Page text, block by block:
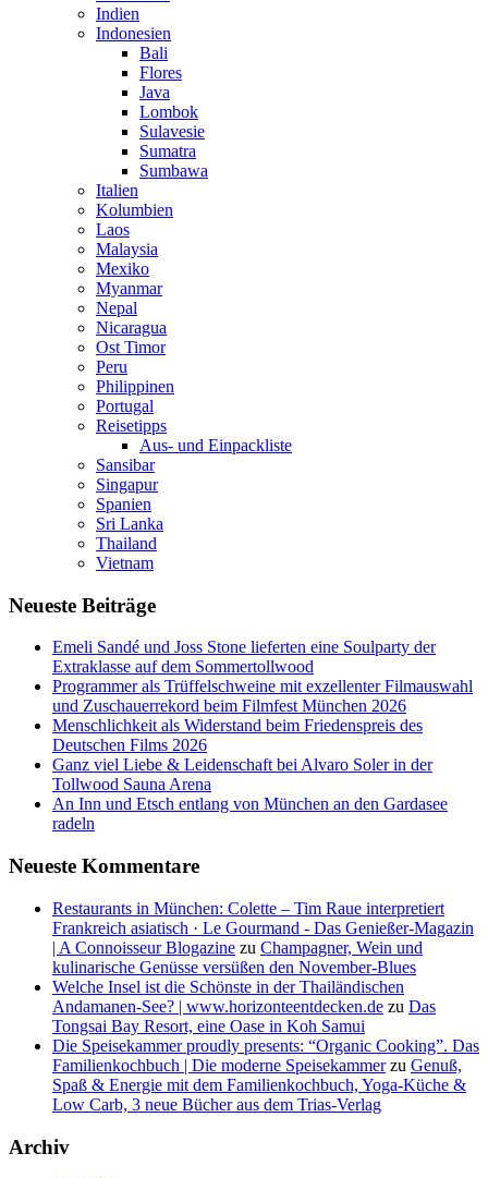
Indien
Indonesien
Bali
Flores
Java
Lombok
Sulavesie
Sumatra
Sumbawa
Italien
Kolumbien
Laos
Malaysia
Mexiko
Myanmar
Nepal
Nicaragua
Ost Timor
Peru
Philippinen
Portugal
Reisetipps
Aus- und Einpackliste
Sansibar
Singapur
Spanien
Sri Lanka
Thailand
Vietnam
Neueste Beiträge
Emeli Sandé und Joss Stone lieferten eine Soulparty der
Extraklasse auf dem Sommertollwood
Programmer als Trüffelschweine mit exzellenter Filmauswahl
und Zuschauerrekord beim Filmfest München 2026
Menschlichkeit als Widerstand beim Friedenspreis des
Deutschen Films 2026
Ganz viel Liebe & Leidenschaft bei Alvaro Soler in der
Tollwood Sauna Arena
An Inn und Etsch entlang von München an den Gardasee
radeln
Neueste Kommentare
Restaurants in München: Colette – Tim Raue interpretiert
Frankreich asiatisch · Le Gourmand - Das Genießer-Magazin
| A Connoisseur Blogazine zu Champagner, Wein und
kulinarische Genüsse versüßen den November-Blues
Welche Insel ist die Schönste in der Thailändischen
Andamanen-See? | www.horizonteentdecken.de zu Das
Tongsai Bay Resort, eine Oase in Koh Samui
Die Speisekammer proudly presents: “Organic Cooking”. Das
Familienkochbuch | Die moderne Speisekammerzu Genuß,
Spaß & Energie mit dem Familienkochbuch, Yoga-Küche &
Low Carb, 3 neue Bücher aus dem Trias-Verlag
Archiv